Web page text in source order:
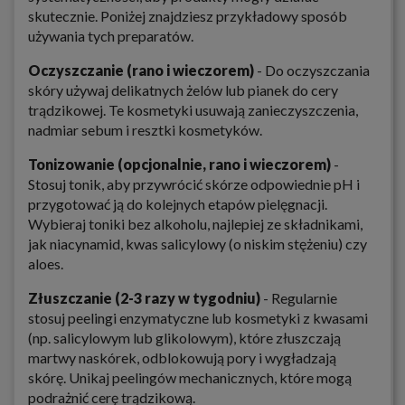
skutecznie. Poniżej znajdziesz przykładowy sposób
używania tych preparatów.
Oczyszczanie (rano i wieczorem) - Do oczyszczania
skóry używaj delikatnych żelów lub pianek do cery
trądzikowej. Te kosmetyki usuwają zanieczyszczenia,
nadmiar sebum i resztki kosmetyków.
Tonizowanie (opcjonalnie, rano i wieczorem) -
Stosuj tonik, aby przywrócić skórze odpowiednie pH i
przygotować ją do kolejnych etapów pielęgnacji.
Wybieraj toniki bez alkoholu, najlepiej ze składnikami,
jak niacynamid, kwas salicylowy (o niskim stężeniu) czy
aloes.
Złuszczanie (2-3 razy w tygodniu) - Regularnie
stosuj peelingi enzymatyczne lub kosmetyki z kwasami
(np. salicylowym lub glikolowym), które złuszczają
martwy naskórek, odblokowują pory i wygładzają
skórę. Unikaj peelingów mechanicznych, które mogą
podrażnić cerę trądzikową.